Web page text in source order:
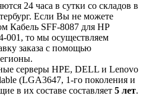
24 часа в сутки со складов в
Если Вы не можете
Кабель SFF-8087 для HP
001, то мы осуществляем
заказа с помощью
серверы HPE, DELL и Lenovo
(LGA3647, 1-го поколения и
в их составе составляет 5 лет.